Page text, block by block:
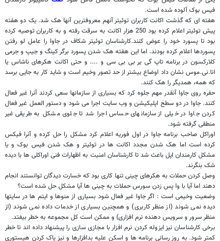
فیس بوک آلوده شده است.
هفته ای که گذشت اکانت کاربران توئیتر آنهم معروفترین آنها هک شد. یک دو هفته
پیش توئیتر اعلام کرده بود 250 هزار اکانت به سرقت رفته و به کاربران توصیه کرده
بود تا پسورد خود را عوض کنند.کارشناسان توئیتر شکاف در جاوا را عامل لو رفتن
پسوردها اعلام کرده بودند. اما این هفته هک شدن پسورد برگر کینگ و جیپ و جرمی
کلارکسون در برنامه تاپ گی یر بی بی سی و .... و حتی اکانت هکرهای ناشاس یا
انا.نی.موس نشان داد اوضاع بیشتر از حد تصور وخیم است و شاید کار به جایی برسد
که همه، همدیگر را هک کنند.
حفره روی جاوا آنقدر مهم جلوه کرد که بسیاری از سازمانها سعی کردند آنرا غیر فعال
کنند. جاوا در دو سطح اپلیکیشن و وب سایت اجرا می شود و دستور العمل غیر فعال
کردن جاوا در خیلی از سازمانهای حساس اجرا شد تا جلوی مشکل به طریقی غیر
منطقی گرفته شود.
اوراکل صاحب برنامه جاوا در اول فوریه اعلام کرد مشکل را حل کرده و آنرا فیکس
کرده است اما هک شدن مجدد اکانت ها در توئیتر و هک شدن فیس بوک و یا
مشکل کارمندان اپل باعث شد تا کارشناسان امنیت به اظهارات فنی اوراکلی ها با دیده
شک بنگرند.
وصل کردن حملات به هکرهای چینی تنها کاری بود که خسارت دیدگان توانستند انجام
دهند اما آیا با وا پس زدن سورس حملات به چینی ها آیا مشکل حل شده است؟
وضعیت وخیمی است : اگر جاوا غیر فعال شود بسیاری از منوها و ایتم ها در سایتها
دیده نمی شوند (از منظر کاربری) و همچنین بسیاری از خدمات داده نمی شوند (از
منظر سرور و سرویس دهنده نرم افزاری) و ممکن است کل مجموعه به خطر بیفتد.
برخی کارشناسان نیز ایزوله کردن نرم افزار با مجازی سازی را پیشنهاد داده اند تا خطر
کمتر شود. به روز رسانی برنامه ها و اسکن علیه بدافزارها و نیز پاک کردن هیستوری